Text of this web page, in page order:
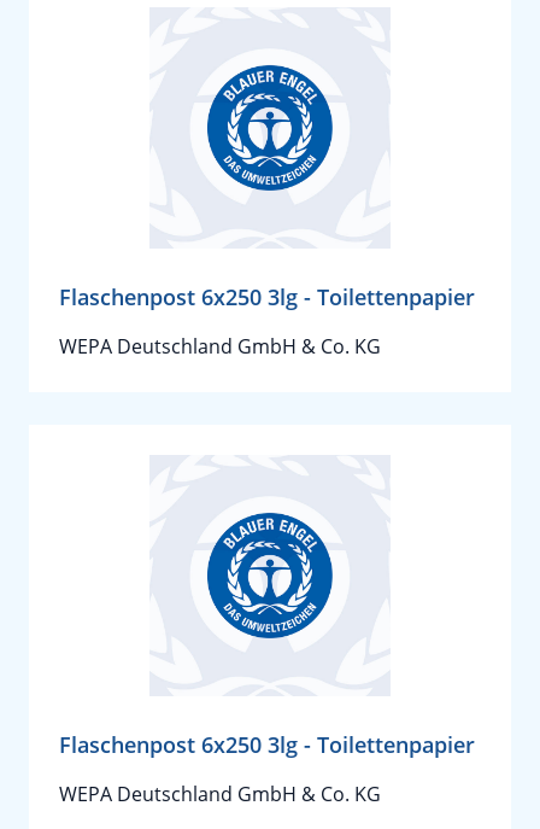
Flaschenpost 6x250 3lg - Toilettenpapier
WEPA Deutschland GmbH & Co. KG
Flaschenpost 6x250 3lg - Toilettenpapier
WEPA Deutschland GmbH & Co. KG